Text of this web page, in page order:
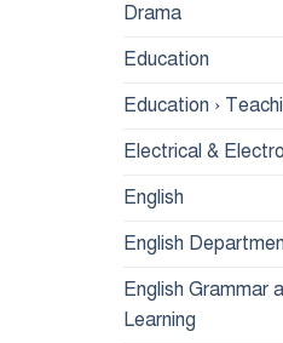
Drama
Education
Education ›
Electrical &
English
English
English Grammar
Learning